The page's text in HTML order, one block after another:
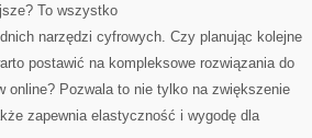
To wszystko
narzędzi cyfrowych. Czy planując kolejne
postawić na kompleksowe rozwiązania do
online? Pozwala to nie tylko na zwiększenie
zapewnia elastyczność i wygodę dla